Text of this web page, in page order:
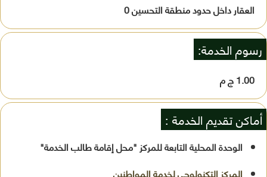
العقار داخل حدود منطقة التحسين 0
رسوم الخدمة:
1.00 ج م
أماكن تقديم الخدمة :
الوحدة المحلية التابعة للمركز "محل إقامة طالب الخدمة"